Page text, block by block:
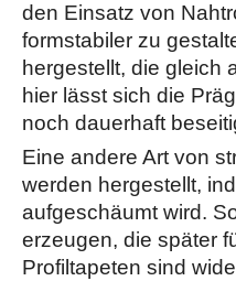
den Einsatz von
formstabiler zu
hergestellt, die gleich
hier lässt sich die
noch dauerhaft
Eine andere Art von
werden hergestellt,
aufgeschäumt wird.
erzeugen, die später
Profiltapeten sind